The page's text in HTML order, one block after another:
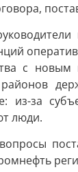
с
из-за
люди.